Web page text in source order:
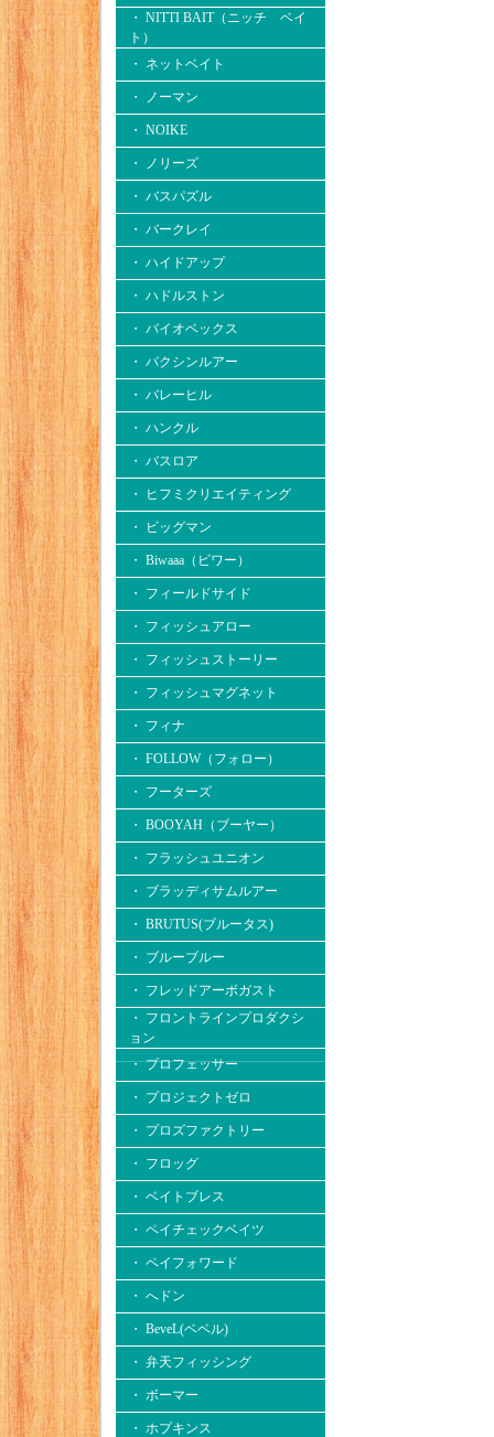
・ NITTI BAIT（ニッチ ベイ
ト）
・ ネットベイト
・ ノーマン
・ NOIKE
・ ノリーズ
・ バスパズル
・ バークレイ
・ ハイドアップ
・ ハドルストン
・ バイオベックス
・ バクシンルアー
・ バレーヒル
・ ハンクル
・ バスロア
・ ヒフミクリエイティング
・ ビッグマン
・ Biwaaa（ビワー）
・ フィールドサイド
・ フィッシュアロー
・ フィッシュストーリー
・ フィッシュマグネット
・ フィナ
・ FOLLOW（フォロー）
・ フーターズ
・ BOOYAH（ブーヤー）
・ フラッシュユニオン
・ ブラッディサムルアー
・ BRUTUS(ブルータス)
・ ブルーブルー
・ フレッドアーボガスト
・ フロントラインプロダクシ
ョン
・ プロフェッサー
・ プロジェクトゼロ
・ プロズファクトリー
・ フロッグ
・ ベイトブレス
・ ペイチェックベイツ
・ ペイフォワード
・ へドン
・ BeveL(ベベル)
・ 弁天フィッシング
・ ボーマー
・ ホプキンス